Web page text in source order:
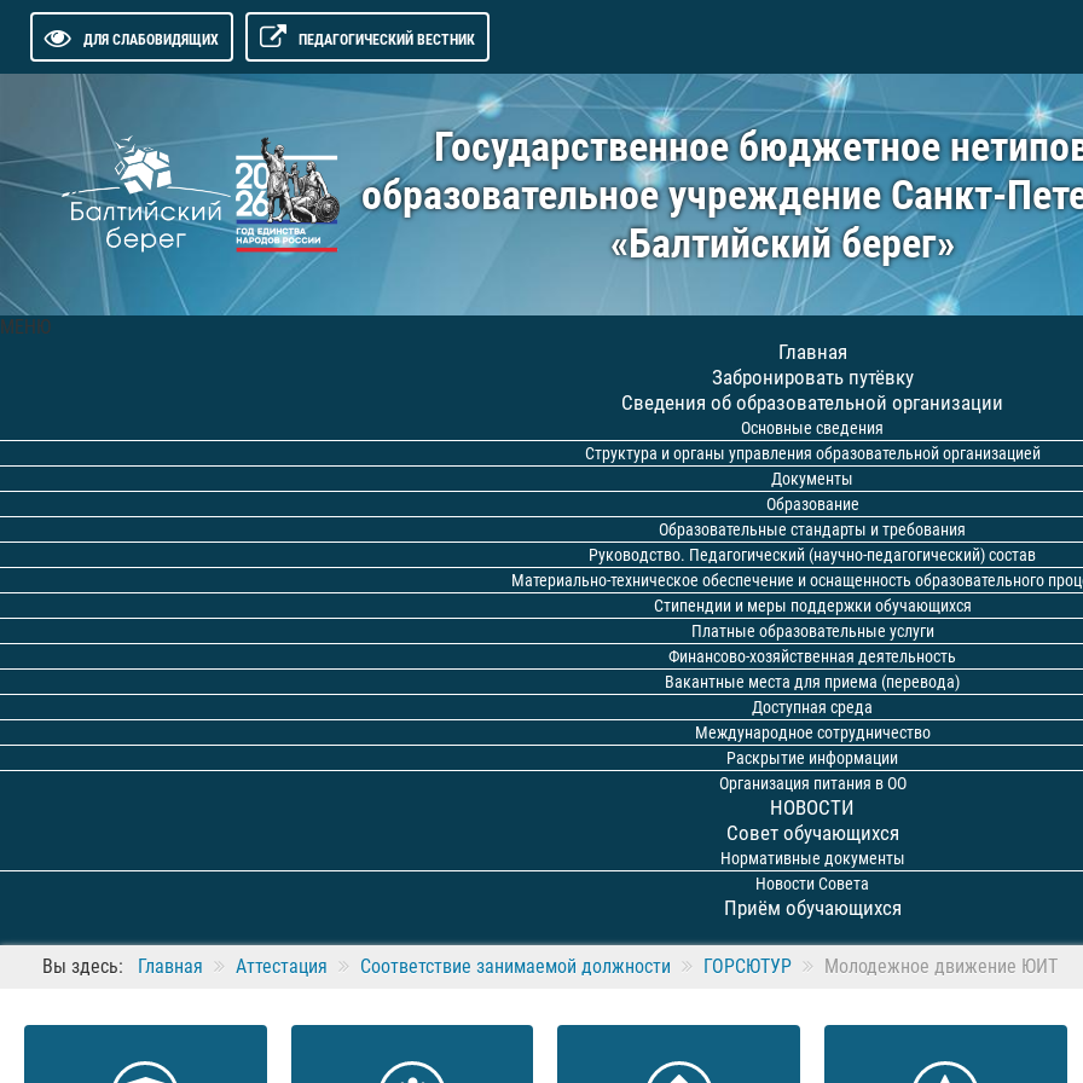
ДЛЯ СЛАБОВИДЯЩИХ ПЕДАГОГИЧЕСКИЙ ВЕСТНИК
Государственное бюджетное
образовательное учреждение Санкт-
«Балтийский берег»
МЕНЮ
Главная
Забронировать путёвку
Сведения об образовательной организации
Основные сведения
Структура и органы управления образовательной организацией
Документы
Образование
Образовательные стандарты и требования
Руководство. Педагогический (научно-педагогический) состав
Материально-техническое обеспечение и оснащенность образовательного
Стипендии и меры поддержки обучающихся
Платные образовательные услуги
Финансово-хозяйственная деятельность
Вакантные места для приема (перевода)
Доступная среда
Международное сотрудничество
Раскрытие информации
Организация питания в ОО
НОВОСТИ
Совет обучающихся
Нормативные документы
Новости Совета
Приём обучающихся
Вы здесь: Главная Аттестация Соответствие занимаемой должности ГОРСЮТУР Молодежное движение ЮИТ